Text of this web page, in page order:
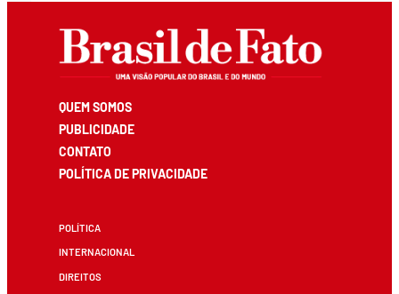
QUEM SOMOS
PUBLICIDADE
CONTATO
POLÍTICA DE PRIVACIDADE
POLÍTICA
INTERNACIONAL
DIREITOS